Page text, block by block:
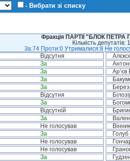
- Вибрати зі списку
Фракція ПАРТІЇ "БЛОК
Кількість депутатів:
За:74 Проти:0 Утрималися:8 Не
Відсутня
За
За Ар’єв
За
За
Відсутня
За
Відсутній
За
Не голосував
За
Не голосував
Не голосував
За